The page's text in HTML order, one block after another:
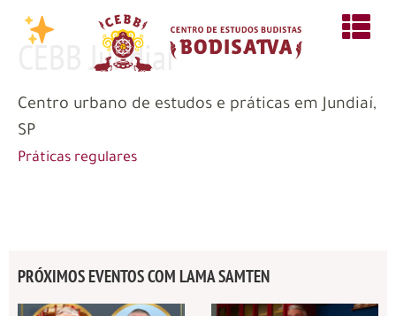
CEBB Jundiaí
Centro urbano de estudos e práticas em Jundiaí,
SP
Práticas regulares
PRÓXIMOS EVENTOS COM LAMA SAMTEN